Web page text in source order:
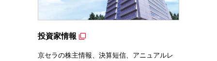
投資家情報
京セラの株主情報、決算短信、アニュアルレ